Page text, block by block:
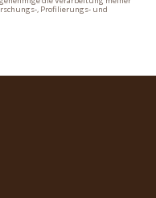
, Profilierungs- und